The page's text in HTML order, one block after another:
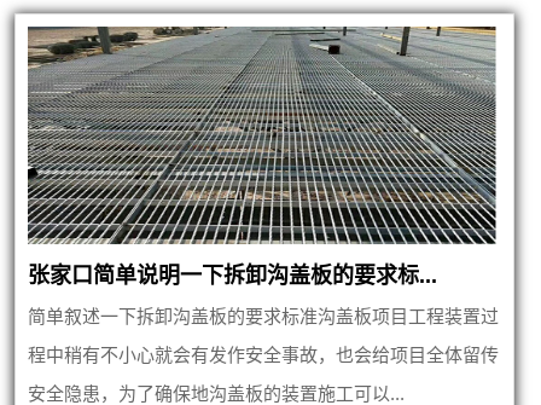
张家口简单说明一下拆卸沟盖板的要求标...
简单叙述一下拆卸沟盖板的要求标准沟盖板项目工程装置过
程中稍有不小心就会有发作安全事故，也会给项目全体留传
安全隐患，为了确保地沟盖板的装置施工可以...